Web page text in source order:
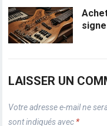
LAISSER UN
Votre adresse e-mail ne
sont indiqués avec *